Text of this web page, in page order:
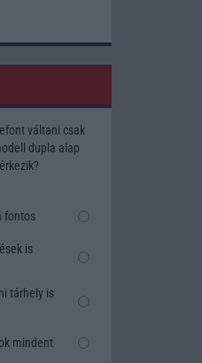
váltani csak
dupla alap
fontos
is
tárhely is
mindent